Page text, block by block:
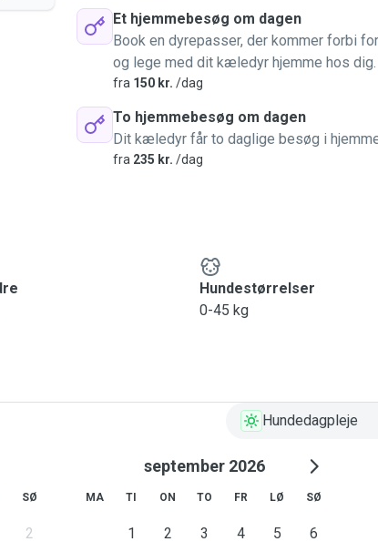
Et hjemmebesøg om dagen
Book en dyrepasser, der kommer forbi
og lege med dit kæledyr hjemme hos dig.
fra 150 kr. /dag
To hjemmebesøg om dagen
Dit kæledyr får to daglige besøg i
fra 235 kr. /dag
Hundestørrelser
0-45 kg
Hundedagpleje
SØ
2
september 2026
MA TI ON TO FR LØ SØ
1 2 3 4 5 6